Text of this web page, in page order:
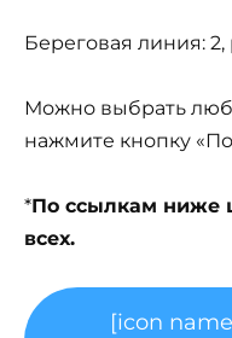
Береговая линия:
Можно выбрать
нажмите кнопку
*По ссылкам ниже
всех.
[icon